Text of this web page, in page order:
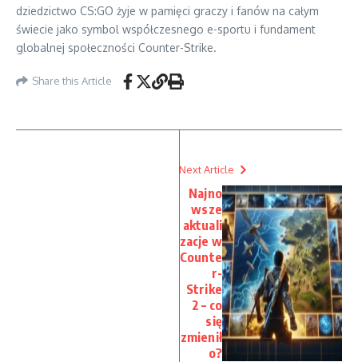
dziedzictwo CS:GO żyje w pamięci graczy i fanów na całym
świecie jako symbol współczesnego e-sportu i fundament
globalnej społeczności Counter-Strike.
Share this Article
Next Article
Najno
wsze
aktuali
zacje w
Counte
r-
Strike
2 – co
się
zmienił
o?